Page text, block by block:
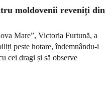
moldovenii reveniți din
Mare”, Victoria Furtună, a
peste hotare, îndemnându-i
cei dragi și să observe